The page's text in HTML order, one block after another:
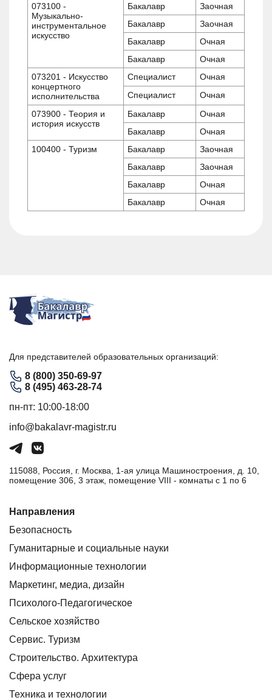
073100 -
Музыкально-
инструментальное
искусство
Бакалавр
Заочная
Бакалавр
Заочная
Бакалавр
Очная
Бакалавр
Очная
073201 - Искусство
концертного
исполнительства
Специалист
Очная
Специалист
Очная
073900 - Теория и
история искусств
Бакалавр
Очная
Бакалавр
Очная
100400 - Туризм
Бакалавр
Заочная
Бакалавр
Заочная
Бакалавр
Очная
Бакалавр
Очная
Для представителей образовательных организаций:
8 (800) 350-69-97
8 (495) 463-28-74
пн-пт: 10:00-18:00
info@bakalavr-magistr.ru
115088, Россия, г. Москва, 1-ая улица Машиностроения, д. 10,
помещение 306, 3 этаж, помещение VIII - комнаты с 1 по 6
Направления
Безопасность
Гуманитарные и социальные науки
Информационные технологии
Маркетинг, медиа, дизайн
Психолого-Педагогическое
Сельское хозяйство
Сервис. Туризм
Строительство. Архитектура
Сфера услуг
Техника и технологии